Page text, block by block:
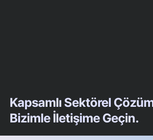
Kapsamlı Sektörel
Bizimle İletişime Geçin.